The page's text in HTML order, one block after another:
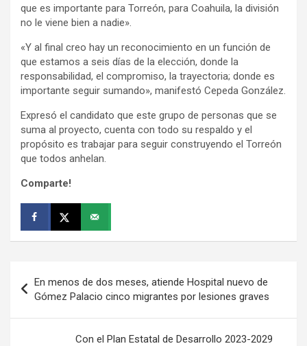
que es importante para Torreón, para Coahuila, la división
no le viene bien a nadie».
«Y al final creo hay un reconocimiento en un función de
que estamos a seis días de la elección, donde la
responsabilidad, el compromiso, la trayectoria; donde es
importante seguir sumando», manifestó Cepeda González.
Expresó el candidato que este grupo de personas que se
suma al proyecto, cuenta con todo su respaldo y el
propósito es trabajar para seguir construyendo el Torreón
que todos anhelan.
Comparte!
de
entradas
En menos de dos meses, atiende Hospital nuevo de
Gómez Palacio cinco migrantes por lesiones graves
Con el Plan Estatal de Desarrollo 2023-2029